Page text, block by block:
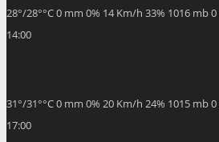
28°/28°°C0 mm 0% 14 Km/h 33% 1016 mb
14:00
31°/31°°C0 mm 0% 20 Km/h 24% 1015 mb
17:00